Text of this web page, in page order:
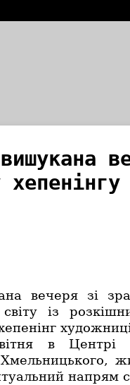
вечеря зі
світу із
в Центрі
напрям